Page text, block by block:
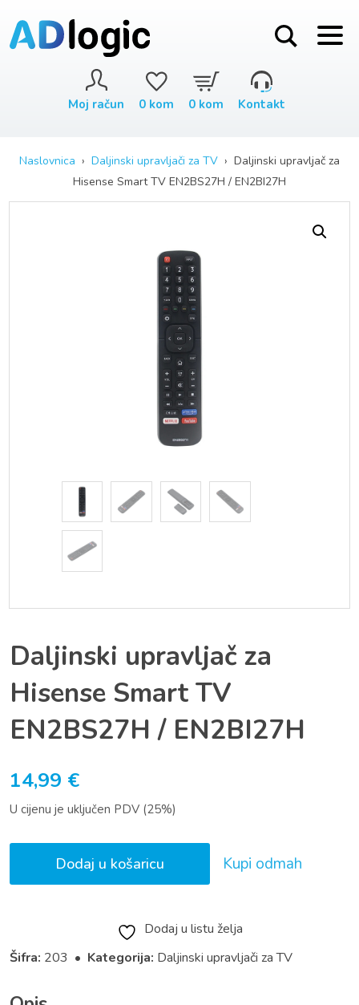
Moj račun 0 kom 0 kom Kontakt
Naslovnica › Daljinski upravljači za TV › Daljinski upravljač za
Hisense Smart TV EN2BS27H / EN2BI27H
Daljinski upravljač za
Hisense Smart TV
EN2BS27H / EN2BI27H
14,99 €
U cijenu je uključen PDV (25%)
Dodaj u košaricu Kupi odmah
Dodaj u listu želja
Šifra: 203 • Kategorija: Daljinski upravljači za TV